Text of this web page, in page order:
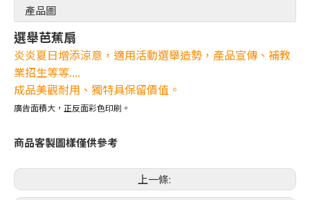
產品圖
選舉芭蕉扇
炎炎夏日增添涼意 ， 適用活動選舉造勢，產品宣傳、補教
業招生等等....
成品美觀耐用、獨特具保留價值。
廣告面積大，正反面彩色印刷。
商品客製圖樣僅供參考
上一條: